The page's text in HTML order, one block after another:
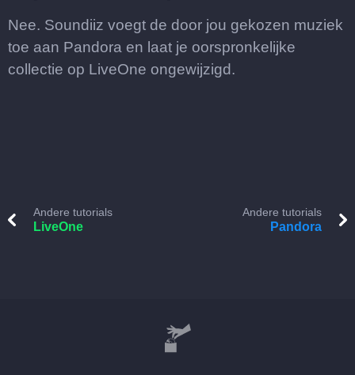
Nee. Soundiiz voegt de door jou gekozen muziek
toe aan Pandora en laat je oorspronkelijke
collectie op LiveOne ongewijzigd.
Andere tutorials
LiveOne
Andere tutorials
Pandora